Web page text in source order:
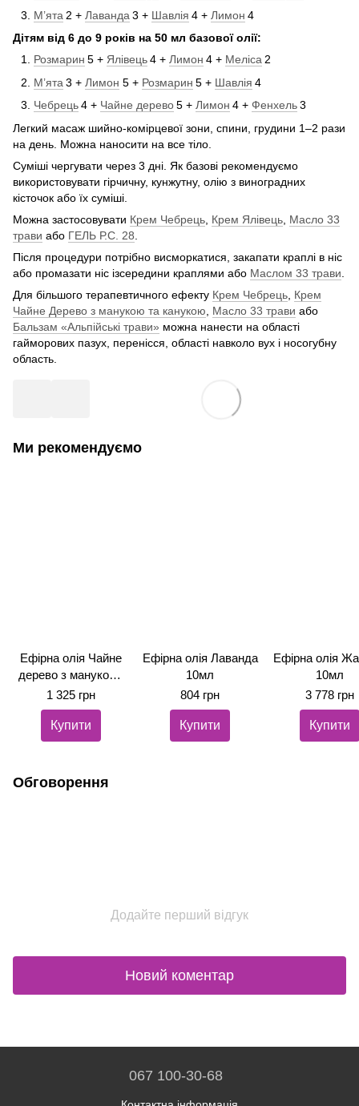
М’ята 2 + Лаванда 3 + Шавлія 4 + Лимон 4
Дітям від 6 до 9 років на 50 мл базової олії:
Розмарин 5 + Ялівець4 + Лимон 4 + Меліса2
М’ята 3 + Лимон 5 + Розмарин 5 + Шавлія 4
Чебрець4 + Чайне дерево5 + Лимон 4 + Фенхель3
Легкий масаж шийно-комірцевої зони, спини, грудини 1–2 рази
на день. Можна наносити на все тіло.
Суміші чергувати через 3 дні. Як базові рекомендуємо
використовувати гірчичну, кунжутну, олію з виноградних
кісточок або їх суміші.
Можна застосовувати Крем Чебрець Крем Ялівець Масло 33
трави або ГЕЛЬ Р.С. 28
Після процедури потрібно висморкатися, закапати краплі в ніс
або промазати ніс ізсередини краплями або Маслом 33 трави
Для більшого терапевтичного ефекту Крем Чебрець Крем
Чайне Дерево з манукою та канукою
Масло 33 трави або
Бальзам «Альпійські трави» можна нанести на області
гайморових пазух, перенісся, області навколо вух і носогубну
область.
Ми рекомендуємо
Ефірна олія Чайне
дерево з манукою і
канукою 10мл
1 325 грн
Купити
Ефірна олія Лаванда
10мл
804 грн
Купити
Ефірна олія
10мл
3 778 грн
Купити
Обговорення
Додайте перший відгук
Новий коментар
067 100-30-68